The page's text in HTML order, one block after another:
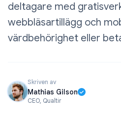
deltagare med
webbläsartillägg och
värdbehörighet eller
Skriven av
Mathias Gilson
CEO, Qualtir